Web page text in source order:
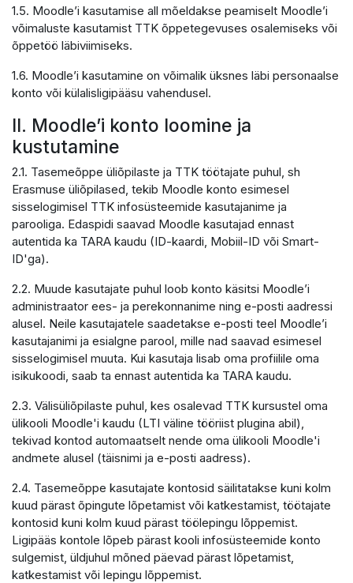
1.5. Moodle’i kasutamise all mõeldakse peamiselt Moodle’i
võimaluste kasutamist TTK õppetegevuses osalemiseks või
õppetöö läbiviimiseks.
1.6. Moodle’i kasutamine on võimalik üksnes läbi personaalse
konto või külalisligipääsu vahendusel.
II. Moodle’i konto loomine ja
kustutamine
2.1. Tasemeõppe üliõpilaste ja TTK töötajate puhul, sh
Erasmuse üliõpilased, tekib Moodle konto esimesel
sisselogimisel TTK infosüsteemide kasutajanime ja
parooliga. Edaspidi saavad Moodle kasutajad ennast
autentida ka TARA kaudu (ID-kaardi, Mobiil-ID või Smart-
ID'ga).
2.2. Muude kasutajate puhul loob konto käsitsi Moodle’i
administraator ees- ja perekonnanime ning e-posti aadressi
alusel. Neile kasutajatele saadetakse e-posti teel Moodle’i
kasutajanimi ja esialgne parool, mille nad saavad esimesel
sisselogimisel muuta. Kui kasutaja lisab oma profiilile oma
isikukoodi, saab ta ennast autentida ka TARA kaudu.
2.3. Välisüliõpilaste puhul, kes osalevad TTK kursustel oma
ülikooli Moodle'i kaudu (LTI väline tööriist plugina abil),
tekivad kontod automaatselt nende oma ülikooli Moodle'i
andmete alusel (täisnimi ja e-posti aadress).
2.4. Tasemeõppe kasutajate kontosid säilitatakse kuni kolm
kuud pärast õpingute lõpetamist või katkestamist, töötajate
kontosid kuni kolm kuud pärast töölepingu lõppemist.
Ligipääs kontole lõpeb pärast kooli infosüsteemide konto
sulgemist, üldjuhul mõned päevad pärast lõpetamist,
katkestamist või lepingu lõppemist.